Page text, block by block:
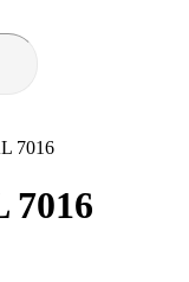
7016
7016